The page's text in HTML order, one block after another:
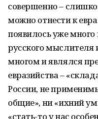
совершенно –
можно отнести к
появилось уже
русского мыслителя
многом и являлся
евразийства –
России, не
общие», ни «ихний
«стать-то у нас